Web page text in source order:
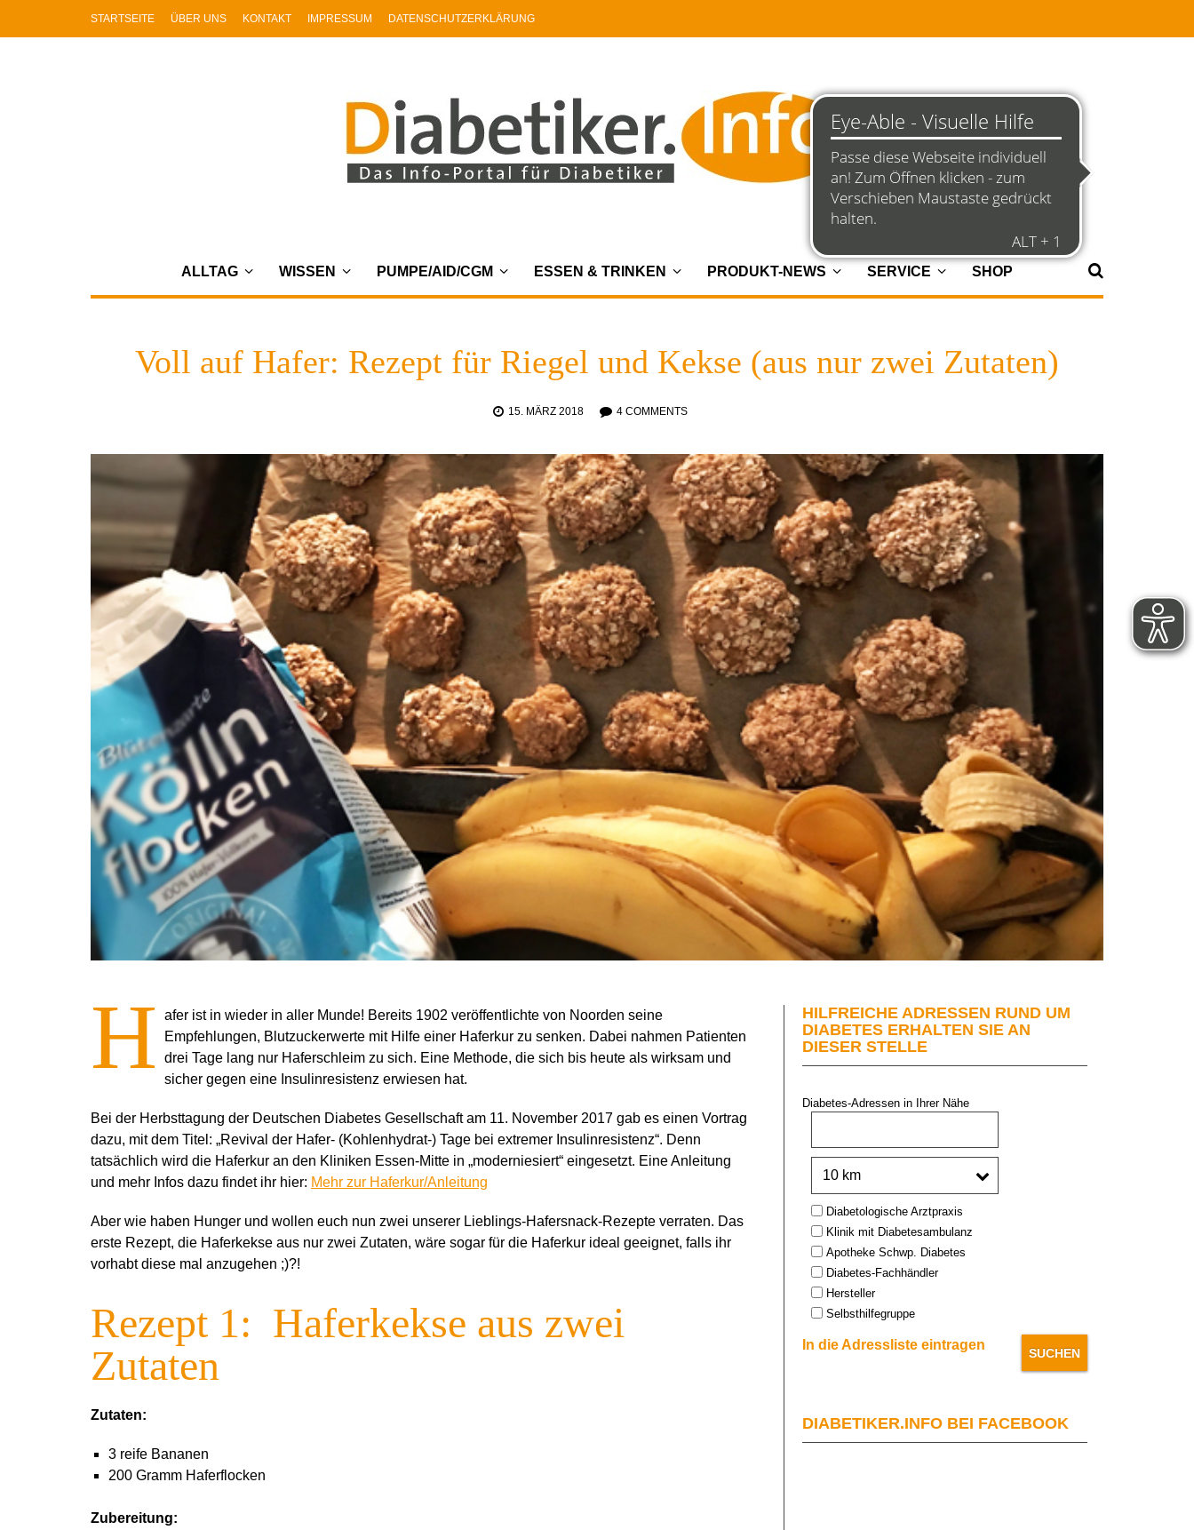
STARTSEITE ÜBER UNS KONTAKT IMPRESSUM DATENSCHUTZERKLÄRUNG
ALLTAG WISSEN PUMPE/AID/CGM ESSEN & TRINKEN PRODUKT-NEWS SERVICE SHOP
Voll auf Hafer: Rezept für Riegel und Kekse (aus nur zwei Zutaten)
15. MÄRZ 2018 4 COMMENTS
H
afer ist in wieder in aller Munde! Bereits 1902 veröffentlichte von Noorden seine
Empfehlungen, Blutzuckerwerte mit Hilfe einer Haferkur zu senken. Dabei nahmen Patienten
drei Tage lang nur Haferschleim zu sich. Eine Methode, die sich bis heute als wirksam und
sicher gegen eine Insulinresistenz erwiesen hat.
Bei der Herbsttagung der Deutschen Diabetes Gesellschaft am 11. November 2017 gab es einen Vortrag
dazu, mit dem Titel: „Revival der Hafer- (Kohlenhydrat-) Tage bei extremer Insulinresistenz“. Denn
tatsächlich wird die Haferkur an den Kliniken Essen-Mitte in „moderniesiert“ eingesetzt. Eine Anleitung
und mehr Infos dazu findet ihr hier: Mehr zur Haferkur/Anleitung
Aber wie haben Hunger und wollen euch nun zwei unserer Lieblings-Hafersnack-Rezepte verraten. Das
erste Rezept, die Haferkekse aus nur zwei Zutaten, wäre sogar für die Haferkur ideal geeignet, falls ihr
vorhabt diese mal anzugehen ;)?!
Rezept 1: Haferkekse aus zwei
Zutaten
Zutaten:
3 reife Bananen
200 Gramm Haferflocken
Zubereitung:
HILFREICHE ADRESSEN RUND UM
DIABETES ERHALTEN SIE AN
DIESER STELLE
Diabetes-Adressen in Ihrer Nähe
Type:Diabetologische Arztpraxis
Klinik mit Diabetesambulanz
Apotheke Schwp. Diabetes
Diabetes-Fachhändler
Hersteller
Selbsthilfegruppe
In die Adressliste eintragen
DIABETIKER.INFO BEI FACEBOOK